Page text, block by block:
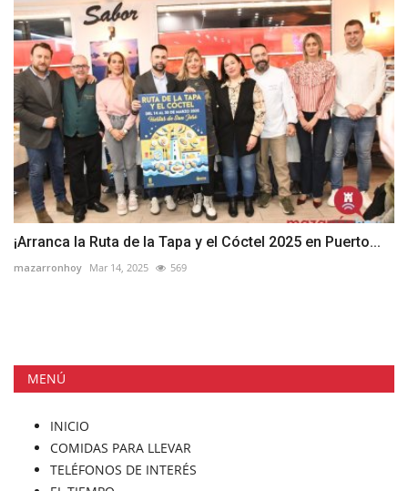
¡Arranca la Ruta de la Tapa y el Cóctel 2025 en Puerto...
mazarronhoy Mar 14, 2025 569
MENÚ
INICIO
COMIDAS PARA LLEVAR
TELÉFONOS DE INTERÉS